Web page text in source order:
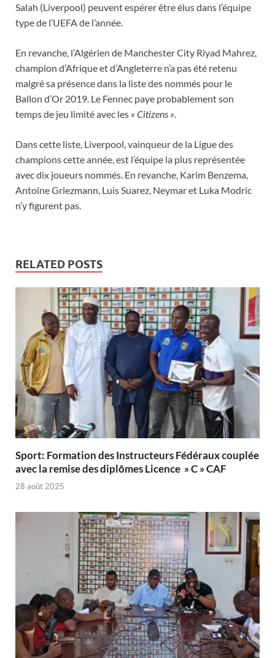
Salah (Liverpool) peuvent espérer être élus dans l’équipe
type de l’UEFA de l’année.
En revanche, l’Algérien de Manchester City Riyad Mahrez,
champion d’Afrique et d’Angleterre n’a pas été retenu
malgré sa présence dans la liste des nommés pour le
Ballon d’Or 2019. Le Fennec paye probablement son
temps de jeu limité avec les « Citizens ».
Dans cette liste, Liverpool, vainqueur de la Ligue des
champions cette année, est l’équipe la plus représentée
avec dix joueurs nommés. En revanche, Karim Benzema,
Antoine Griezmann, Luis Suarez, Neymar et Luka Modric
n’y figurent pas.
RELATED POSTS
Sport: Formation des Instructeurs Fédéraux couplée
avec la remise des diplômes Licence » C » CAF
28 août 2025